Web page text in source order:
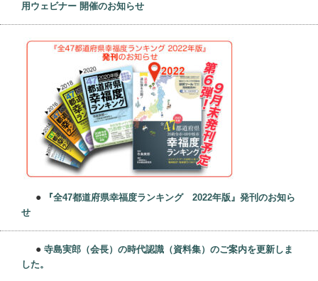
用ウェビナー 開催のお知らせ
●
『全47都道府県幸福度ランキング 2022年版』発刊のお知ら
せ
● 寺島実郎（会長）の時代認識（資料集）のご案内を更新しま
した。